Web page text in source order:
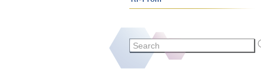
Search
form
Search